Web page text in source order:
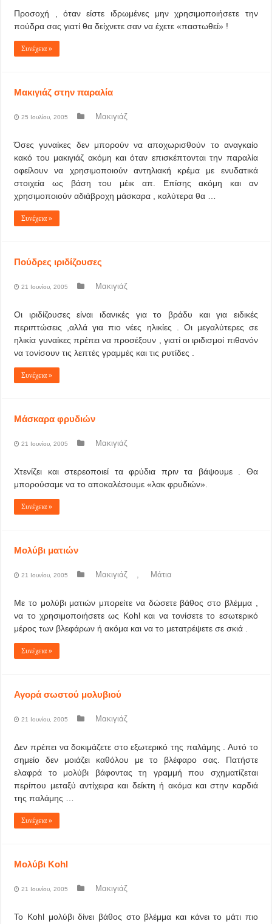
Προσοχή , όταν είστε ιδρωμένες μην χρησιμοποιήσετε την
πούδρα σας γιατί θα δείχνετε σαν να έχετε «παστωθεί» !
Συνέχεια »
Μακιγιάζ στην παραλία
25 Ιουλίου, 2005 Μακιγιάζ
Όσες γυναίκες δεν μπορούν να αποχωρισθούν το αναγκαίο
κακό του μακιγιάζ ακόμη και όταν επισκέπτονται την παραλία
οφείλουν να χρησιμοποιούν αντηλιακή κρέμα με ενυδατικά
στοιχεία ως βάση του μέικ απ. Επίσης ακόμη και αν
χρησιμοποιούν αδιάβροχη μάσκαρα , καλύτερα θα …
Συνέχεια »
Πούδρες ιριδίζουσες
21 Ιουνίου, 2005 Μακιγιάζ
Οι ιριδίζουσες είναι ιδανικές για το βράδυ και για ειδικές
περιπτώσεις ,αλλά για πιο νέες ηλικίες . Οι μεγαλύτερες σε
ηλικία γυναίκες πρέπει να προσέξουν , γιατί οι ιριδισμοί πιθανόν
να τονίσουν τις λεπτές γραμμές και τις ρυτίδες .
Συνέχεια »
Μάσκαρα φρυδιών
21 Ιουνίου, 2005 Μακιγιάζ
Χτενίζει και στερεοποιεί τα φρύδια πριν τα βάψουμε . Θα
μπορούσαμε να το αποκαλέσουμε «λακ φρυδιών».
Συνέχεια »
Μολύβι ματιών
21 Ιουνίου, 2005 Μακιγιάζ , Μάτια
Με το μολύβι ματιών μπορείτε να δώσετε βάθος στο βλέμμα ,
να το χρησιμοποιήσετε ως Kohl και να τονίσετε το εσωτερικό
μέρος των βλεφάρων ή ακόμα και να το μετατρέψετε σε σκιά .
Συνέχεια »
Αγορά σωστού μολυβιού
21 Ιουνίου, 2005 Μακιγιάζ
Δεν πρέπει να δοκιμάζετε στο εξωτερικό της παλάμης . Αυτό το
σημείο δεν μοιάζει καθόλου με το βλέφαρο σας. Πατήστε
ελαφρά το μολύβι βάφοντας τη γραμμή που σχηματίζεται
περίπου μεταξύ αντίχειρα και δείκτη ή ακόμα και στην καρδιά
της παλάμης …
Συνέχεια »
Μολύβι Kohl
21 Ιουνίου, 2005 Μακιγιάζ
Το Kohl μολύβι δίνει βάθος στο βλέμμα και κάνει το μάτι πιο